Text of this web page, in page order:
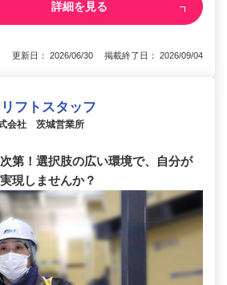
詳細を見る
更新日： 2026/06/30 掲載終了日： 2026/09/04
フトスタッフ
会社 茨城営業所
第！選択肢の広い環境で、自分が
現しませんか？